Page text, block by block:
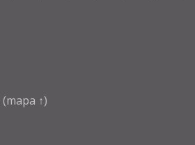
(mapa ↑)